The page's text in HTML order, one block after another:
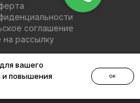
MEN
соглашение
на рассылку
ОК
для вашего
и повышения